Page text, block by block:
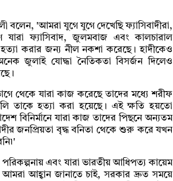
বলেন, 'আমরা যুগে যুগে দেখেছি ফ্যাসিবাদীরা,
যারা ফ্যাসিবাদ, জুলমবাজ এবং কালচারাল
হত্যা করার জন্য নীল নকশা করেছে। হাদীকেও
জুলাই যোদ্ধা নৈতিকতা বিসর্জন দিলেও
থেকে যারা কাজ করেছে তাদের মধ্যে শরীফ
তাকে হত্যা করা হয়েছে। এই ক্ষতি হয়তো
বিনির্মানে যারা কাজ তাদের পিছনে অন্যতম
জনপ্রিয়তা বৃদ্ধ বনিতা থেকে শুরু করে যখন
এবং যারা ভারতীয় আধিপত্য কায়েম
আহ্বান জানাতে চাই, সরকার দ্রুত সময়ে